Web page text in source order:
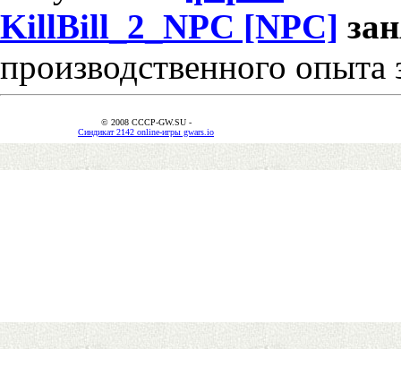
KillBill_2_NPC [NPC]
производственного опыта
© 2008 CCCP-GW.SU -
Синдикат 2142 online-игры gwars.io